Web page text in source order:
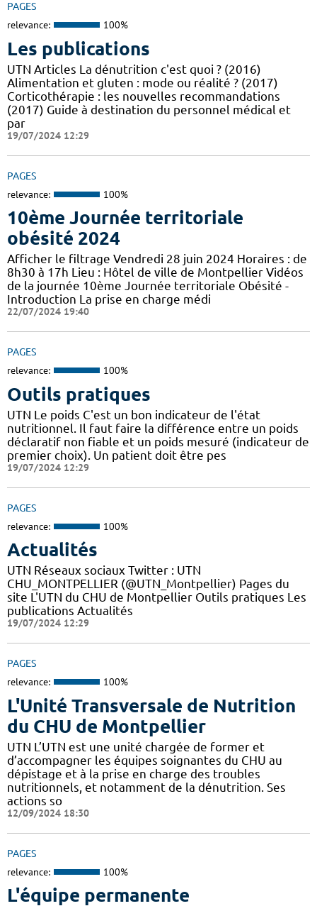
PAGES
relevance: 100%
Les publications
UTN Articles La dénutrition c'est quoi ? (2016)
Alimentation et gluten : mode ou réalité ? (2017)
Corticothérapie : les nouvelles recommandations
(2017) Guide à destination du personnel médical et
par
19/07/2024 12:29
PAGES
relevance: 100%
10ème Journée territoriale
obésité 2024
Afficher le filtrage Vendredi 28 juin 2024 Horaires : de
8h30 à 17h Lieu : Hôtel de ville de Montpellier Vidéos
de la journée 10ème Journée territoriale Obésité -
Introduction La prise en charge médi
22/07/2024 19:40
PAGES
relevance: 100%
Outils pratiques
UTN Le poids C'est un bon indicateur de l'état
nutritionnel. Il faut faire la différence entre un poids
déclaratif non fiable et un poids mesuré (indicateur de
premier choix). Un patient doit être pes
19/07/2024 12:29
PAGES
relevance: 100%
Actualités
UTN Réseaux sociaux Twitter : UTN
CHU_MONTPELLIER (@UTN_Montpellier) Pages du
site L'UTN du CHU de Montpellier Outils pratiques Les
publications Actualités
19/07/2024 12:29
PAGES
relevance: 100%
L'Unité Transversale de Nutrition
du CHU de Montpellier
UTN L’UTN est une unité chargée de former et
d’accompagner les équipes soignantes du CHU au
dépistage et à la prise en charge des troubles
nutritionnels, et notamment de la dénutrition. Ses
actions so
12/09/2024 18:30
PAGES
relevance: 100%
L'équipe permanente